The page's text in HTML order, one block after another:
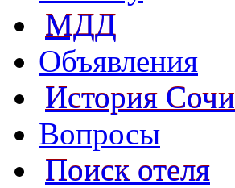
МДД
Объявления
История Сочи
Вопросы
Поиск отеля